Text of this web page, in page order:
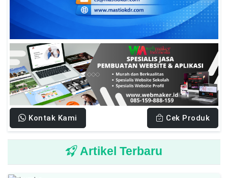
Kontak Kami Cek Produk
Artikel Terbaru